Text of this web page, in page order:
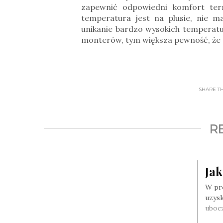
zapewnić odpowiedni komfort
temperatura jest na plusie, nie
unikanie bardzo wysokich
monterów, tym większa pewność,
SHARE
W